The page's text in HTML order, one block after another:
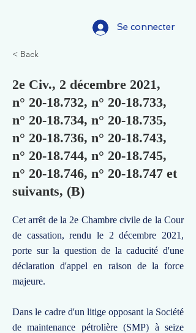
Se connecter
< Back
2e Civ., 2 décembre 2021,
n° 20-18.732, n° 20-18.733,
n° 20-18.734, n° 20-18.735,
n° 20-18.736, n° 20-18.743,
n° 20-18.744, n° 20-18.745,
n° 20-18.746, n° 20-18.747 et
suivants, (B)
Cet arrêt de la 2e Chambre civile de la Cour
de cassation, rendu le 2 décembre 2021,
porte sur la question de la caducité d'une
déclaration d'appel en raison de la force
majeure.
Dans le cadre d'un litige opposant la Société
de maintenance pétrolière (SMP) à seize